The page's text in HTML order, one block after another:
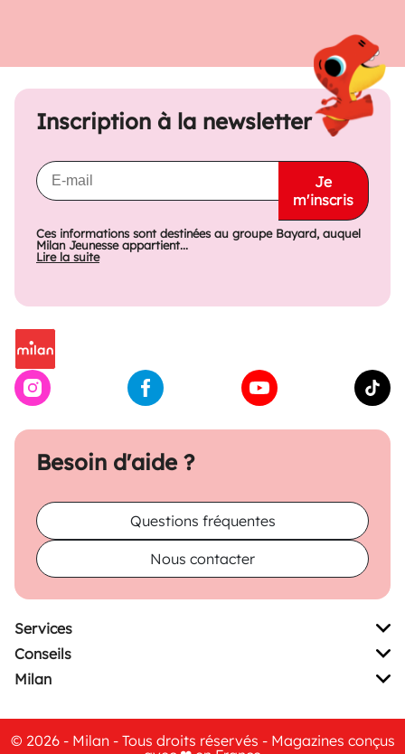
Besoin d'aide ?
Questions fréquentes
Nous contacter
Inscription à la newsletter
Je
m'inscris
Ces informations sont destinées au groupe Bayard, auquel
Milan Jeunesse appartient...
Lire la suite
Services
Conseils
Milan
© 2026 - Milan - Tous droits réservés - Magazines conçus